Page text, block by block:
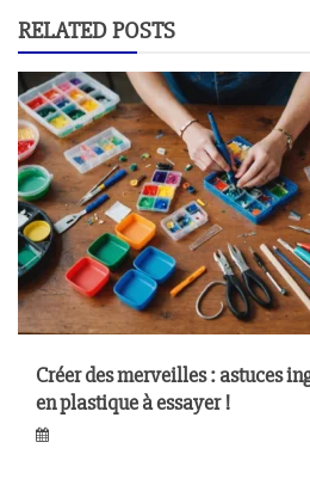
RELATED POSTS
Créer des merveilles : astuces
en plastique à essayer !